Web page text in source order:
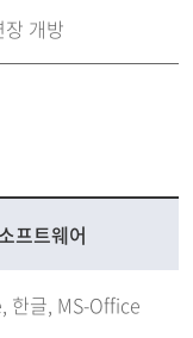
개방
프트웨어
한글, MS-Office